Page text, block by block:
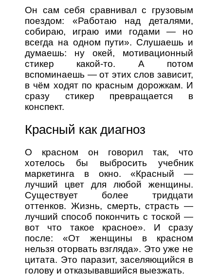
Он сам себя сравнивал с грузовым
поездом: «Работаю над деталями,
собираю, играю ими годами — но
всегда на одном пути». Слушаешь и
думаешь: ну окей, мотивационный
стикер какой-то. А потом
вспоминаешь — от этих слов зависит,
в чём ходят по красным дорожкам. И
сразу стикер превращается в
конспект.
Красный как диагноз
О красном он говорил так, что
хотелось бы выбросить учебник
маркетинга в окно. «Красный —
лучший цвет для любой женщины.
Существует более тридцати
оттенков. Жизнь, смерть, страсть —
лучший способ покончить с тоской —
вот что такое красное». И сразу
после: «От женщины в красном
нельзя оторвать взгляда». Это уже не
цитата. Это паразит, заселяющийся в
голову и отказывавшийся выезжать.